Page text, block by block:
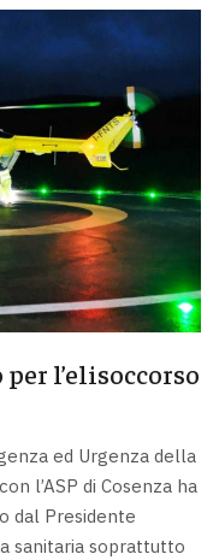
l’elisoccorso
ed Urgenza della
l’ASP di Cosenza ha
dal Presidente
sanitaria soprattutto